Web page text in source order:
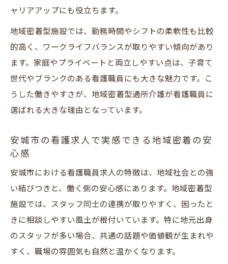
安城市の看護求人で定着率が高い職場の特
通所介護で長く働くための職場選びのコツ
看護職員が仕事と家庭を両立できる条件と
は
安城市でブランク明けも安心の求人を選ぶ
秘訣
日勤中心の地域密着型通所介護求人の探し
看護職員が残業少なめ求人を選ぶ際の注意
点
ャリアアップにも役立ちます。
地域密着型施設では、勤務時間やシフトの柔軟性も比較
的高く、ワークライフバランスが取りやすい傾向があり
ます。家庭やプライベートと両立しやすい点は、子育て
世代やブランクのある看護職員にも大きな魅力です。こ
うした働きやすさが、地域密着型通所介護が看護職員に
選ばれる大きな理由となっています。
安城市の看護求人で実感できる地域密着の安
心感
安城市における看護職員求人の特徴は、地域社会との強
い結びつきと、働く側の安心感にあります。地域密着型
施設では、スタッフ同士の連携が取りやすく、困ったと
きに相談しやすい風土が根付いています。特に地元出身
のスタッフが多い場合、共通の話題や価値観が生まれや
すく、職場の雰囲気も自然と温かくなります。